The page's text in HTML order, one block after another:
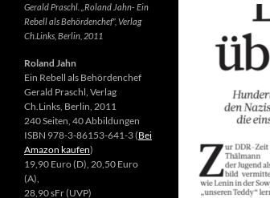
Gerald Praschl. „Roland Jahn- Ein
Rebell als Behördenchef“, Verlag
Ch.Links, Berlin, 2011
Roland Jahn
Ein Rebell als Behördenchef
Gerald Praschl, Verlag
Ch.Links, Berlin, 2011
240 Seiten, 40 Abbildungen
ISBN 978-3-86153-641-3 (Bei
Amazon kaufen)
19,90 Euro (D), 20,50 Euro
(A),
28,90 sFr (UVP)